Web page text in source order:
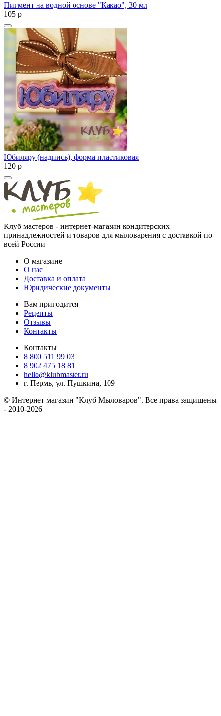
Пигмент на водной основе "Какао", 30 мл
105 p
Юбиляру (надпись), форма пластиковая
120 p
Клуб мастеров - интернет-магазин кондитерских
принадлежностей и товаров для мыловарения с доставкой по
всей России
О магазине
О нас
Доставка и оплата
Юридические документы
Вам пригодится
Рецепты
Отзывы
Контакты
Контакты
8 800 511 99 03
8 902 475 18 81
hello@klubmaster.ru
г. Пермь, ул. Пушкина, 109
© Интернет магазин "Клуб Мыловаров". Все права защищены
- 2010-2026